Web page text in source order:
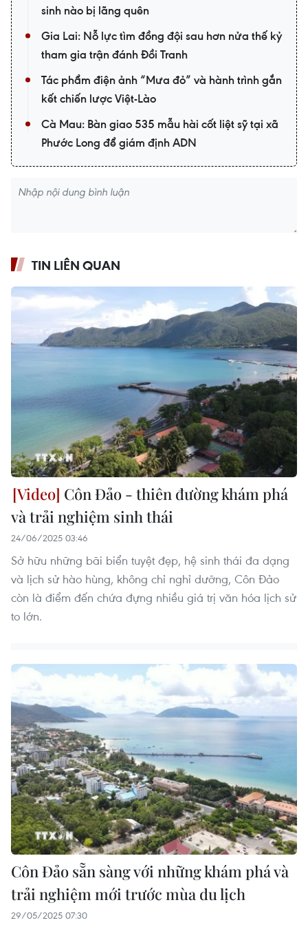
sinh nào bị lãng quên
Gia Lai: Nỗ lực tìm đồng đội sau hơn nửa thế kỷ
tham gia trận đánh Đồi Tranh
Tác phẩm điện ảnh “Mưa đỏ” và hành trình gắn
kết chiến lược Việt-Lào
Cà Mau: Bàn giao 535 mẫu hài cốt liệt sỹ tại xã
Phước Long để giám định ADN
TIN LIÊN QUAN
Côn Đảo - thiên đường khám phá
và trải nghiệm sinh thái
24/06/2025 03:46
Sở hữu những bãi biển tuyệt đẹp, hệ sinh thái đa dạng
và lịch sử hào hùng, không chỉ nghỉ dưỡng, Côn Đảo
còn là điểm đến chứa đựng nhiều giá trị văn hóa lịch sử
to lớn.
Côn Đảo sẵn sàng với những khám phá và
trải nghiệm mới trước mùa du lịch
29/05/2025 07:30